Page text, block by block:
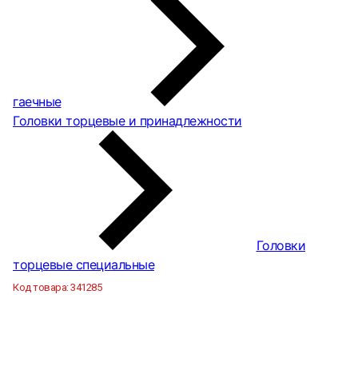
гаечные
Головки торцевые и принадлежности
Головки
торцевые специальные
Код товара:341285